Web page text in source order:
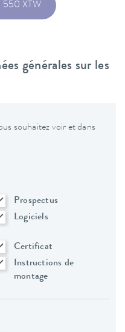
550 XTW
générales sur les
souhaitez voir et dans
Prospectus
Logiciels
Certificat
Instructions de
montage